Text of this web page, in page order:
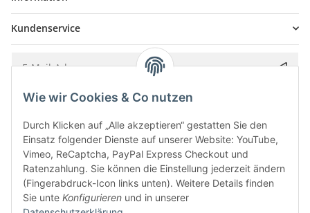
Kundenservice
Bitte senden Sie mir entsprechend IhrerDatenschutzerklärung
Wie wir Cookies & Co nutzen
Durch Klicken auf „Alle akzeptieren“ gestatten Sie den
Einsatz folgender Dienste auf unserer Website: YouTube,
Vimeo, ReCaptcha, PayPal Express Checkout und
Ratenzahlung. Sie können die Einstellung jederzeit ändern
(Fingerabdruck-Icon links unten). Weitere Details finden
Sie unte Konfigurieren und in unserer